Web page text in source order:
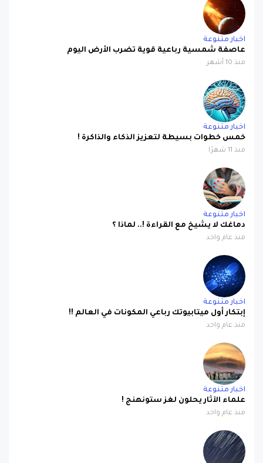
اخبار متنوعة
عاصفة شمسية رباعية قوية تضرب الأرض اليوم
منذ 10 أشهر
اخبار متنوعة
خمس خطوات بسيطة لتعزيز الذكاء والذاكرة !
منذ 11 شهرًا
اخبار متنوعة
دماغك لا يشيخ مع القراءة !.. لماذا ؟
منذ عام واحد
اخبار متنوعة
إبتكار أول ميتابيوتك رباعي المكونات في العالم !!
منذ عام واحد
اخبار متنوعة
علماء الآثار يحلون لغز ستونهنج !
منذ عام واحد